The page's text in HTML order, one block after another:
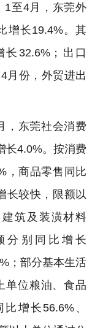
至4月，东莞外
增长19.4%。其
32.6%；出口
月份，外贸进出
东莞社会消费
长4.0%。按消费
，商品零售同比
长较快，限额以
筑及装潢材料
分别同比增长
；部分基本生活
单位粮油、食品
增长56.6%、